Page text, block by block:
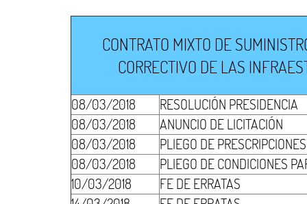
CONTRATO MIXTO DE
CORRECTIVO DE LAS
08/03/2018 RESOLUCIÓN PRESIDENCIA
08/03/2018
ANUNCIO DE LICITACIÓN
08/03/2018
PLIEGO DE
08/03/2018
PLIEGO DE CONDICIONES
10/03/2018
FE DE ERRATAS